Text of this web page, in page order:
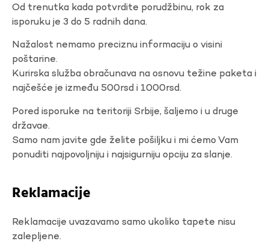
Od trenutka kada potvrdite porudžbinu, rok za
isporuku je 3 do 5 radnih dana.
Nažalost nemamo preciznu informaciju o visini
poštarine.
Kurirska služba obračunava na osnovu težine paketa i
najčešće je između 500rsd i 1000rsd.
Pored isporuke na teritoriji Srbije, šaljemo i u druge
državae.
Samo nam javite gde želite pošiljku i mi ćemo Vam
ponuditi najpovoljniju i najsigurniju opciju za slanje.
Reklamacije
Reklamacije uvazavamo samo ukoliko tapete nisu
zalepljene.